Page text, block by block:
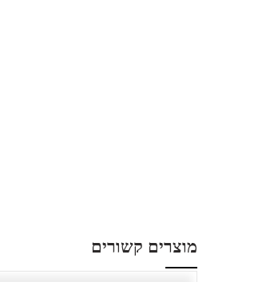
מוצרים קשורים